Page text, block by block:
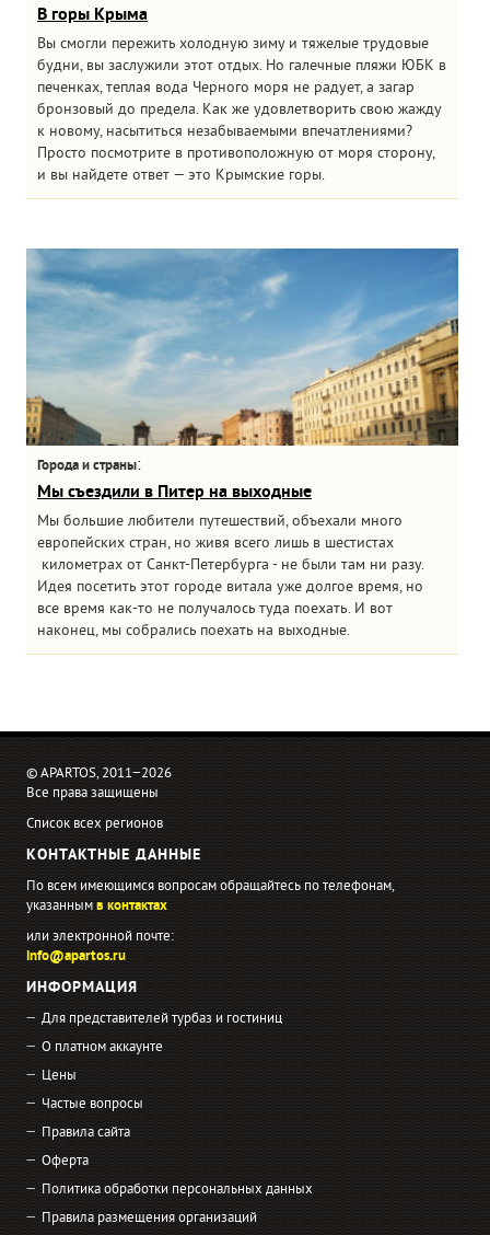
В горы Крыма
Вы смогли пережить холодную зиму и тяжелые трудовые
будни, вы заслужили этот отдых. Но галечные пляжи ЮБК в
печенках, теплая вода Черного моря не радует, а загар
бронзовый до предела. Как же удовлетворить свою жажду
к новому, насытиться незабываемыми впечатлениями?
Просто посмотрите в противоположную от моря сторону,
и вы найдете ответ — это Крымские горы.
Города и страны:
Мы съездили в Питер на выходные
Мы большие любители путешествий, объехали много
европейских стран, но живя всего лишь в шестистах
километрах от Санкт-Петербурга - не были там ни разу.
Идея посетить этот городе витала уже долгое время, но
все время как-то не получалось туда поехать. И вот
наконец, мы собрались поехать на выходные.
© APARTOS, 2011−2026
Все права защищены
Список всех регионов
КОНТАКТНЫЕ ДАННЫЕ
По всем имеющимся вопросам обращайтесь по телефонам,
указаннымв контактах
или электронной почте:
info@apartos.ru
ИНФОРМАЦИЯ
Для представителей турбаз и гостиниц
О платном аккаунте
Цены
Частые вопросы
Правила сайта
Оферта
Политика обработки персональных данных
Правила размещения организаций